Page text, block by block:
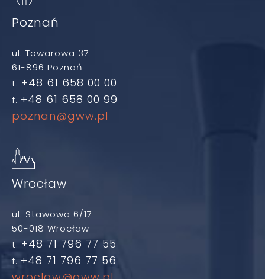
Poznań
ul. Towarowa 37
61-896 Poznań
t. +48 61 658 00 00
f. +48 61 658 00 99
poznan@gww.pl
Wrocław
ul. Stawowa 6/17
50-018 Wrocław
t. +48 71 796 77 55
f. +48 71 796 77 56